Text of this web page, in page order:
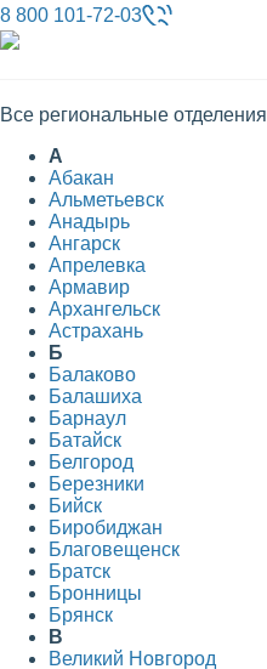
8 800 101-72-03
Все региональные отделения
А
Абакан
Альметьевск
Анадырь
Ангарск
Апрелевка
Армавир
Архангельск
Астрахань
Б
Балаково
Балашиха
Барнаул
Батайск
Белгород
Березники
Бийск
Биробиджан
Благовещенск
Братск
Бронницы
Брянск
В
Великий Новгород